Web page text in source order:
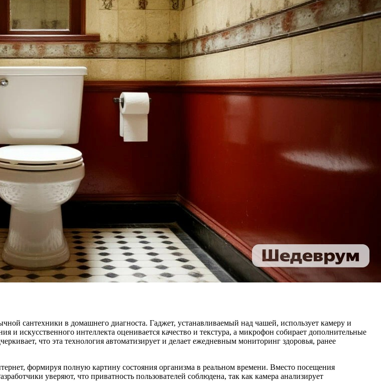
сантехники в домашнего диагноста. Гаджет, устанавливаемый над чашей, использует камеру и
искусственного интеллекта оценивается качество и текстура, а микрофон собирает дополнительные
что эта технология автоматизирует и делает ежедневным мониторинг здоровья, ранее
формируя полную картину состояния организма в реальном времени. Вместо посещения
уверяют, что приватность пользователей соблюдена, так как камера анализирует